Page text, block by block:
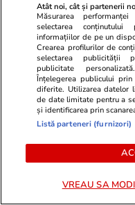
TRENDING
Politică
Mutarea prin care
permite Armatei să
neautorizate. CCR
Atât noi, cât și partenerii
Măsurarea
selectarea conținutului
informațiilor de pe un
Crearea profilurilor de
selectarea publicității
publicitate
Înțelegerea publicului
diferite. Utilizarea datelor
de date limitate pentru a
și identificarea prin
Listă parteneri (furnizori)
VREAU SA